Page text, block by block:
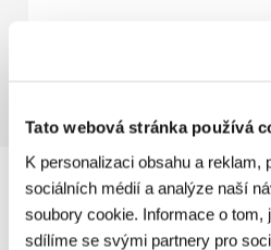
Tato webová stránka používá
K personalizaci obsahu a reklam,
sociálních médií a analýze naší
soubory cookie. Informace o tom,
sdílíme se svými partnery pro